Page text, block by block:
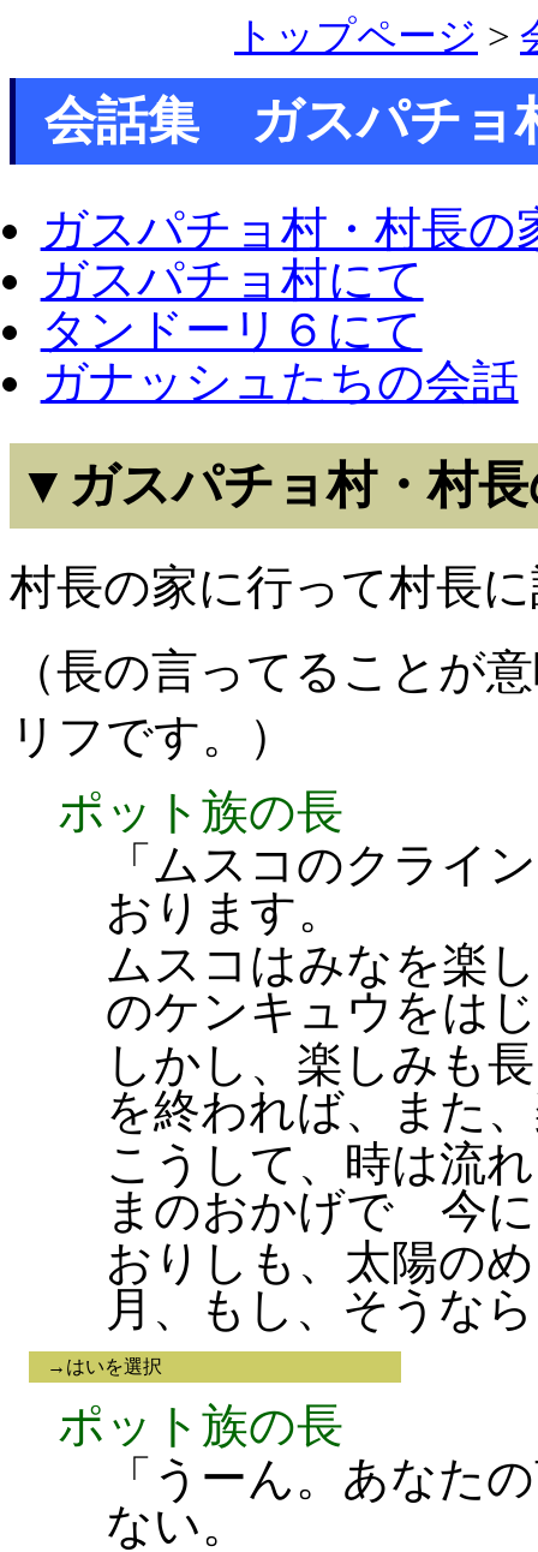
トップページ >
会話集 ガスパチョ
ガスパチョ村・村長の
ガスパチョ村にて
タンドーリ６にて
ガナッシュたちの会話
▼ガスパチョ村・村
村長の家に行って村長
（長の言ってることが
リフです。）
ポット族の長
「ムスコのクライ
おります。
ムスコはみなを楽
のケンキュウをは
しかし、楽しみも
を終われば、また
こうして、時は流
まのおかげで 今
おりしも、太陽の
月、もし、そうな
→はいを選択
ポット族の長
「うーん。あなた
ない。